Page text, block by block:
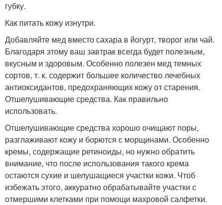
губку.
Как питать кожу изнутри.
Добавляйте мед вместо сахара в йогурт, творог или чай.
Благодаря этому ваш завтрак всегда будет полезным,
вкусным и здоровым. Особенно полезен мед темных
сортов, т. к. содержит большее количество лечебных
антиоксидантов, предохраняющих кожу от старения.
Отшелушивающие средства. Как правильно
использовать.
Отшелушивающие средства хорошо очищают поры,
разглаживают кожу и борются с морщинами. Особенно
кремы, содержащие ретиноиды, но нужно обратить
внимание, что после использования такого крема
остаются сухие и шелушащиеся участки кожи. Чтоб
избежать этого, аккуратно обрабатывайте участки с
отмершими клетками при помощи махровой салфетки.